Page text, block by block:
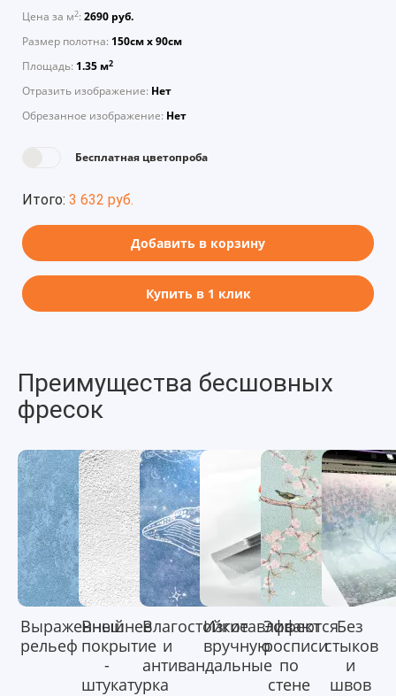
Цена за м2: 2690 руб.
Размер полотна: 150см х 90см
Площадь: 1.35 м2
Отразить изображение: Нет
Обрезанное изображение: Нет
Бесплатная цветопроба
Итого: 3 632 руб.
Добавить в корзину
Купить в 1 клик
Преимущества бесшовных
фресок
Выраженный
рельеф
Внешнее
покрытие
-
штукатурка
Влагостойкие
и
антивандальные
Изготавливаются
вручную
Эффект
росписи
по
стене
Без
стыков
и
швов